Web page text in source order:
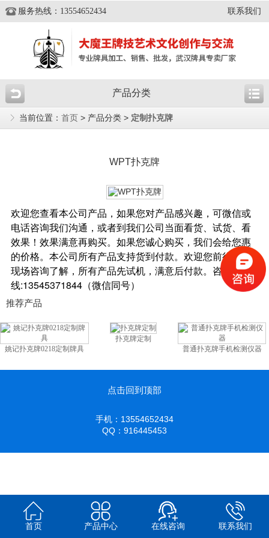
服务热线：13554652434 联系我们
产品分类
当前位置： 首页 > 产品分类 > 定制扑克牌
WPT扑克牌
欢迎您查看本公司产品，如果您对产品感兴趣，可微信或
电话咨询我们沟通，或者到我们公司当面看货、试货、看
效果！效果满意再购买。 如果您诚心购买，我们会给您惠
的价格。本公司所有产品支持货到付款。 欢迎您前往公司
现场咨询了解，所有产品先试机，满意后付款。咨询热
线:13545371844（微信同号）
推荐产品
姚记扑克牌0218定制牌具
扑克牌定制
普通扑克牌手机检测仪器
点击回到顶部
手机：13554652434
QQ：916445453
首页 产品中心 在线咨询 联系我们